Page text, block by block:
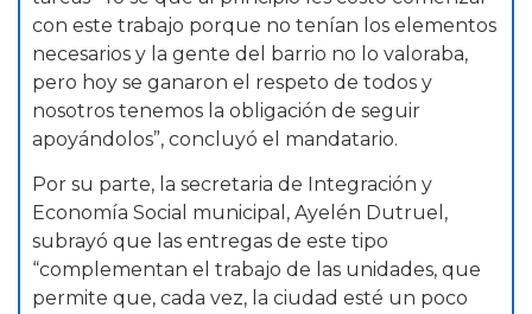
con este trabajo porque no tenían los elementos
necesarios y la gente del barrio no lo valoraba,
pero hoy se ganaron el respeto de todos y
nosotros tenemos la obligación de seguir
apoyándolos”, concluyó el mandatario.
Por su parte, la secretaria de Integración y
Economía Social municipal, Ayelén Dutruel,
subrayó que las entregas de este tipo
“complementan el trabajo de las unidades, que
permite que, cada vez, la ciudad esté un poco